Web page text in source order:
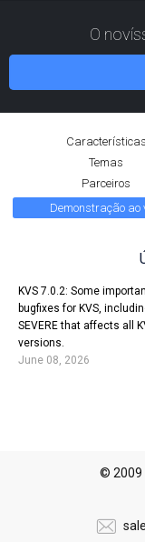
O
Características
Temas
Parceiros
Demonstração ao
KVS 7.0.2: Some
bugfixes for KVS,
SEVERE that affects all
versions.
June 08, 2026
© 2009